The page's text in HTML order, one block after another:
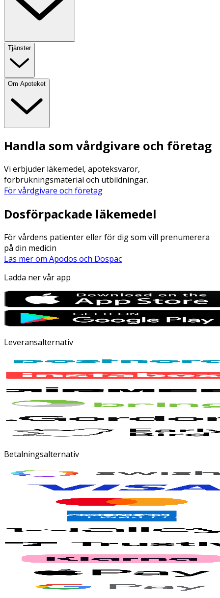
Tjänster
Om Apoteket
Handla som vårdgivare och företag
Vi erbjuder läkemedel, apoteksvaror,
förbrukningsmaterial och utbildningar.
För vårdgivare och företag
Dosförpackade läkemedel
För vårdens patienter eller för dig som vill prenumerera
på din medicin
Läs mer om Apodos och Dospac
Ladda ner vår app
Leveransalternativ
Betalningsalternativ